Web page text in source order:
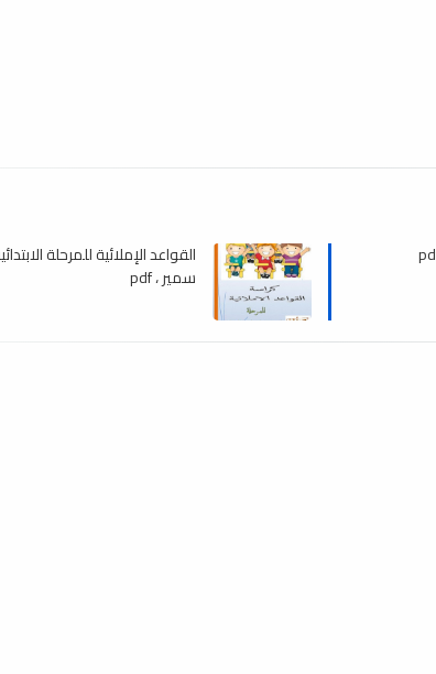
القواعد الإملائية للمرحلة
سمير ، pdf